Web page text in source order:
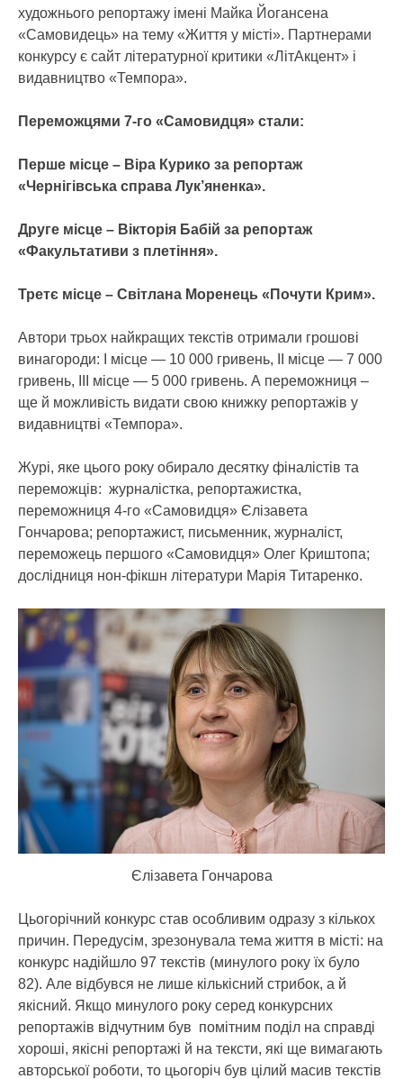
художнього репортажу імені Майка Йогансена
«Самовидець» на тему «Життя у місті». Партнерами
конкурсу є сайт літературної критики «ЛітАкцент» і
видавництво «Темпора».
Переможцями 7-го «Самовидця» стали:
Перше місце – Віра Курико за репортаж
«Чернігівська справа Лук’яненка».
Друге місце – Вікторія Бабій за репортаж
«Факультативи з плетіння».
Третє місце – Світлана Моренець «Почути Крим».
Автори трьох найкращих текстів отримали грошові
винагороди: І місце — 10 000 гривень, ІІ місце — 7 000
гривень, ІІІ місце — 5 000 гривень. А переможниця –
ще й можливість видати свою книжку репортажів у
видавництві «Темпора».
Журі, яке цього року обирало десятку фіналістів та
переможців: журналістка, репортажистка,
переможниця 4-го «Самовидця» Єлізавета
Гончарова; репортажист, письменник, журналіст,
переможець першого «Самовидця» Олег Криштопа;
дослідниця нон-фікшн літератури Марія Титаренко.
Єлізавета Гончарова
Цьогорічний конкурс став особливим одразу з кількох
причин. Передусім, зрезонувала тема життя в місті: на
конкурс надійшло 97 текстів (минулого року їх було
82). Але відбувся не лише кількісний стрибок, а й
якісний. Якщо минулого року серед конкурсних
репортажів відчутним був помітним поділ на справді
хороші, якісні репортажі й на тексти, які ще вимагають
авторської роботи, то цьогоріч був цілий масив текстів